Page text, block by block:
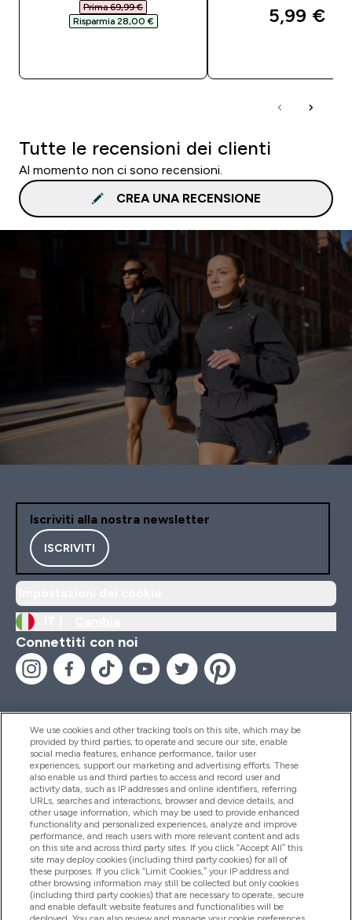
Prima 69,99 €‎
Risparmia 28,00 €‎
5,99 €‎
Tutte le recensioni dei clienti
Al momento non ci sono recensioni.
CREA UNA RECENSIONE
Iscriviti alla nostra newsletter
ISCRIVITI
Connettiti con noi
Aiuto & Informazioni
Prodotti
Chi Siamo
Fedeltà & Premi
We use cookies and other tracking tools on this site, which may be
provided by third parties, to operate and secure our site, enable
social media features, enhance performance, tailor user
experiences, support our marketing and advertising efforts. These
also enable us and third parties to access and record user and
activity data, such as IP addresses and online identifiers, referring
URLs, searches and interactions, browser and device details, and
other usage information, which may be used to provide enhanced
functionality and personalized experiences, analyze and improve
performance, and reach users with more relevant content and ads
on this site and across third party sites. If you click “Accept All” this
site may deploy cookies (including third party cookies) for all of
these purposes. If you click “Limit Cookies,” your IP address and
other browsing information may still be collected but only cookies
(including third party cookies) that are necessary to operate, secure
and enable default website features and functionalities will be